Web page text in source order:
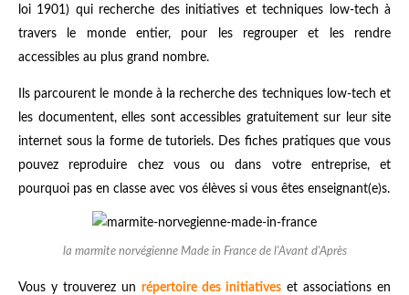
loi 1901) qui recherche des initiatives et techniques low-tech à
travers le monde entier, pour les regrouper et les rendre
accessibles au plus grand nombre.
Ils parcourent le monde à la recherche des techniques low-tech et
les documentent, elles sont accessibles gratuitement sur leur site
internet sous la forme de tutoriels. Des fiches pratiques que vous
pouvez reproduire chez vous ou dans votre entreprise, et
pourquoi pas en classe avec vos élèves si vous êtes enseignant(e)s.
la marmite norvégienne Made in France de l'Avant d'Après
Vous y trouverez un répertoire des initiatives et associations en